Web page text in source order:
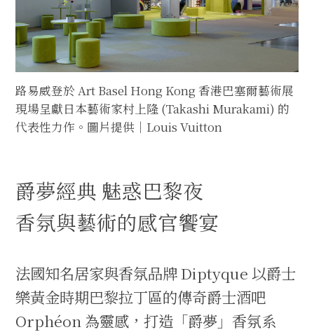
路易威登於 Art Basel Hong Kong 香港巴塞爾藝術展
現場呈獻日本藝術家村上隆 (Takashi Murakami) 的
代表性力作。圖片提供｜Louis Vuitton
爵夢經典 魅惑巴黎夜
香氛與藝術的感官饗宴
法國知名居家與香氛品牌 Diptyque 以爵士
樂黃金時期巴黎拉丁區的傳奇爵士酒吧
Orphéon 為靈感，打造「爵夢」香氛系